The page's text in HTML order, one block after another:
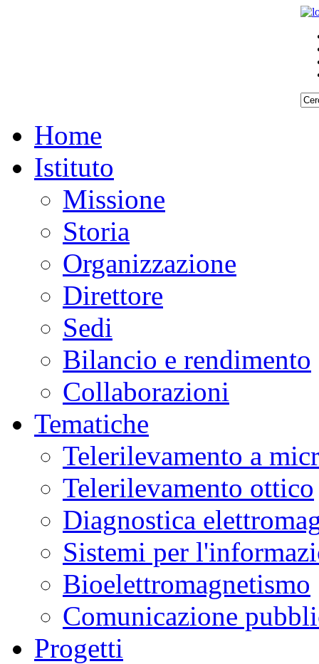
Home
Istituto
Missione
Storia
Organizzazione
Direttore
Sedi
Bilancio e rendimento
Collaborazioni
Tematiche
Telerilevamento a
Telerilevamento ottico
Diagnostica
Sistemi per
Bioelettromagnetismo
Comunicazione
Progetti